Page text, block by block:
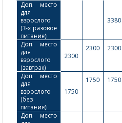
Доп. место
для
взрослого
(3-х разовое
питание)
3380
Доп. место
для
взрослого
(завтрак)
2300
2300 2300
Доп. место
для
взрослого
(без
питания)
1750
1750 1750
Доп. место